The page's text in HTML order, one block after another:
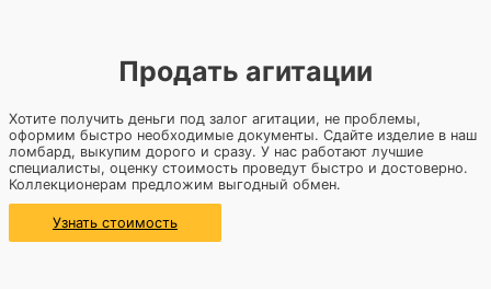
Продать агитации
Хотите получить деньги под залог агитации, не проблемы,
оформим быстро необходимые документы. Сдайте изделие в наш
ломбард, выкупим дорого и сразу. У нас работают лучшие
специалисты, оценку стоимость проведут быстро и достоверно.
Коллекционерам предложим выгодный обмен.
Узнать стоимость